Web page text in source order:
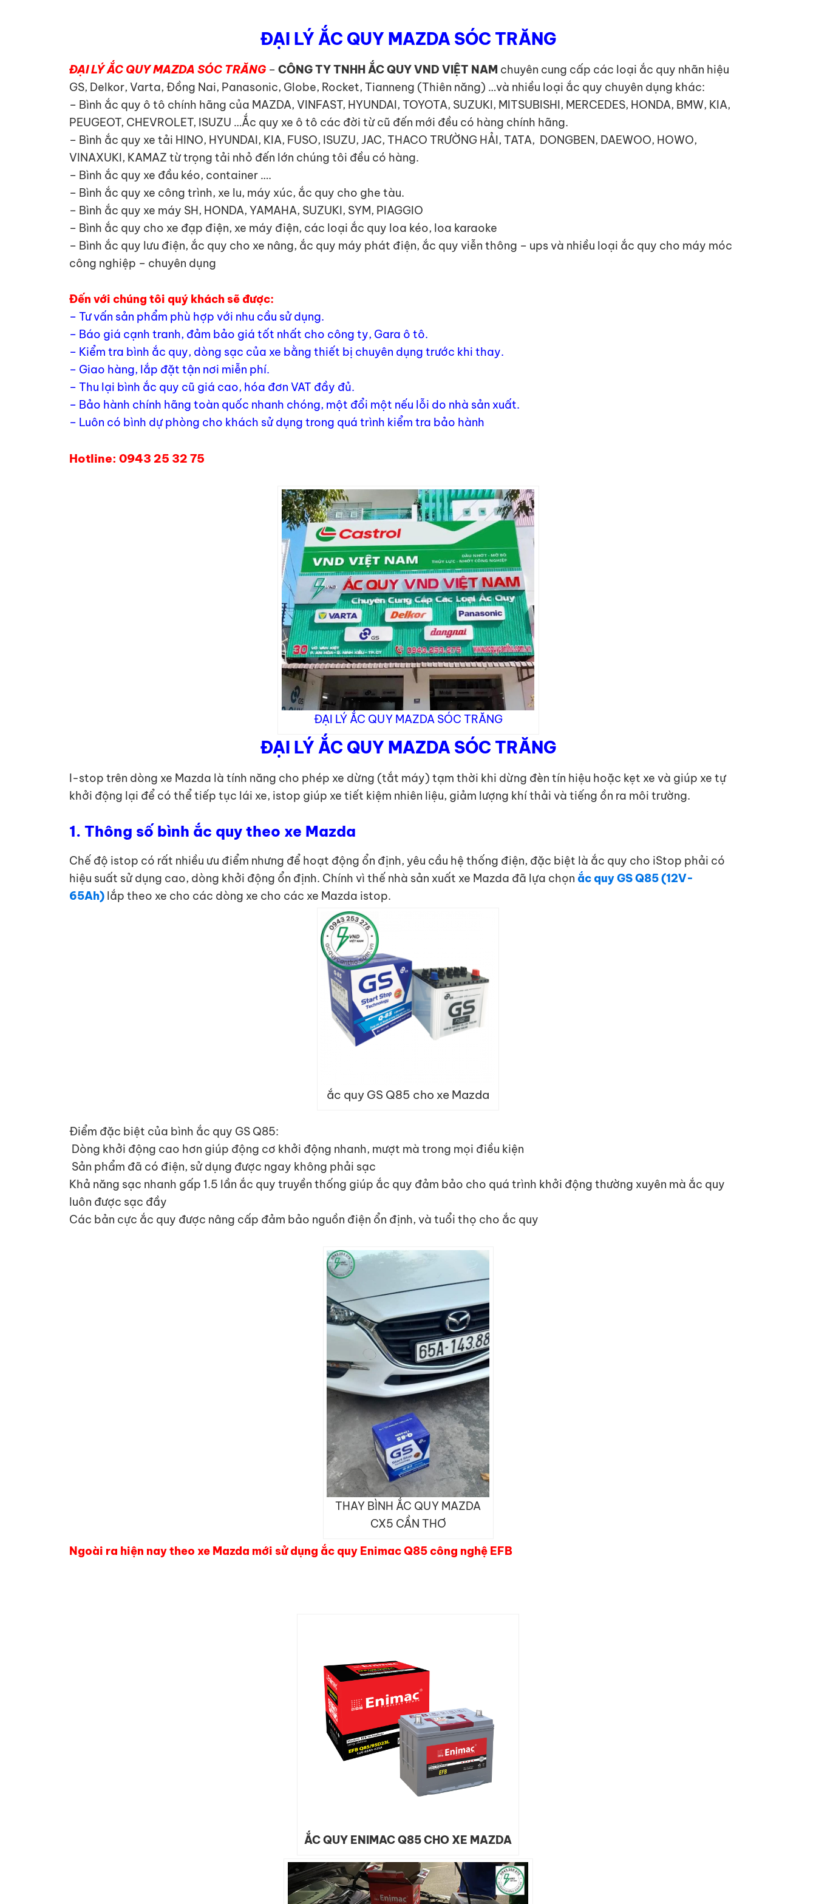
ĐẠI LÝ ẮC QUY MAZDA SÓC TRĂNG
ĐẠI LÝ ẮC QUY MAZDA SÓC TRĂNG – CÔNG TY TNHH ẮC QUY VND VIỆT NAM chuyên cung cấp các loại ắc quy nhãn hiệu
GS, Delkor, Varta, Đồng Nai, Panasonic, Globe, Rocket, Tianneng (Thiên năng) …và nhiều loại ắc quy chuyên dụng khác:
– Bình ắc quy ô tô chính hãng của MAZDA, VINFAST, HYUNDAI, TOYOTA, SUZUKI, MITSUBISHI, MERCEDES, HONDA, BMW, KIA,
PEUGEOT, CHEVROLET, ISUZU …Ắc quy xe ô tô các đời từ cũ đến mới đều có hàng chính hãng.
– Bình ắc quy xe tải HINO, HYUNDAI, KIA, FUSO, ISUZU, JAC, THACO TRƯỜNG HẢI, TATA, DONGBEN, DAEWOO, HOWO,
VINAXUKI, KAMAZ từ trọng tải nhỏ đến lớn chúng tôi đều có hàng.
– Bình ắc quy xe đầu kéo, container ….
– Bình ắc quy xe công trình, xe lu, máy xúc, ắc quy cho ghe tàu.
– Bình ắc quy xe máy SH, HONDA, YAMAHA, SUZUKI, SYM, PIAGGIO
– Bình ắc quy cho xe đạp điện, xe máy điện, các loại ắc quy loa kéo, loa karaoke
– Bình ắc quy lưu điện, ắc quy cho xe nâng, ắc quy máy phát điện, ắc quy viễn thông – ups và nhiều loại ắc quy cho máy móc
công nghiệp – chuyên dụng
Đến với chúng tôi quý khách sẽ được:
– Tư vấn sản phẩm phù hợp với nhu cầu sử dụng.
– Báo giá cạnh tranh, đảm bảo giá tốt nhất cho công ty, Gara ô tô.
– Kiểm tra bình ắc quy, dòng sạc của xe bằng thiết bị chuyên dụng trước khi thay.
– Giao hàng, lắp đặt tận nơi miễn phí.
– Thu lại bình ắc quy cũ giá cao, hóa đơn VAT đầy đủ.
– Bảo hành chính hãng toàn quốc nhanh chóng, một đổi một nếu lỗi do nhà sản xuất.
– Luôn có bình dự phòng cho khách sử dụng trong quá trình kiểm tra bảo hành
Hotline: 0943 25 32 75
ĐẠI LÝ ẮC QUY MAZDA SÓC TRĂNG
ĐẠI LÝ ẮC QUY MAZDA SÓC TRĂNG
I-stop trên dòng xe Mazda là tính năng cho phép xe dừng (tắt máy) tạm thời khi dừng đèn tín hiệu hoặc kẹt xe và giúp xe tự
khởi động lại để có thể tiếp tục lái xe, istop giúp xe tiết kiệm nhiên liệu, giảm lượng khí thải và tiếng ồn ra môi trường.
1. Thông số bình ắc quy theo xe Mazda
Chế độ istop có rất nhiều ưu điểm nhưng để hoạt động ổn định, yêu cầu hệ thống điện, đặc biệt là ắc quy cho iStop phải có
hiệu suất sử dụng cao, dòng khởi động ổn định. Chính vì thế nhà sản xuất xe Mazda đã lựa chọn ắc quy GS Q85 (12V-
65Ah) lắp theo xe cho các dòng xe cho các xe Mazda istop.
ắc quy GS Q85 cho xe Mazda
Điểm đặc biệt của bình ắc quy GS Q85:
Dòng khởi động cao hơn giúp động cơ khởi động nhanh, mượt mà trong mọi điều kiện
Sản phẩm đã có điện, sử dụng được ngay không phải sạc
Khả năng sạc nhanh gấp 1.5 lần ắc quy truyền thống giúp ắc quy đảm bảo cho quá trình khởi động thường xuyên mà ắc quy
luôn được sạc đầy
Các bản cực ắc quy được nâng cấp đảm bảo nguồn điện ổn định, và tuổi thọ cho ắc quy
THAY BÌNH ẮC QUY MAZDA
CX5 CẦN THƠ
Ngoài ra hiện nay theo xe Mazda mới sử dụng ắc quy Enimac Q85 công nghệ EFB
ẮC QUY ENIMAC Q85 CHO XE MAZDA